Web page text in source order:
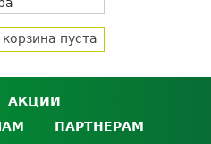
пуста
АКЦИИ
ПАРТНЕРАМ